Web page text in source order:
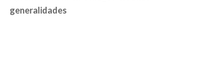
generalidades